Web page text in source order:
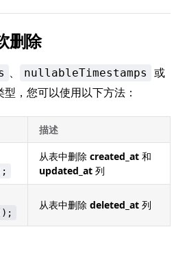
删除
、 nullableTimestamps 或
型，您可以使用以下方法：
描述
从表中删除 created_at 和
updated_at 列
从表中删除 deleted_at 列